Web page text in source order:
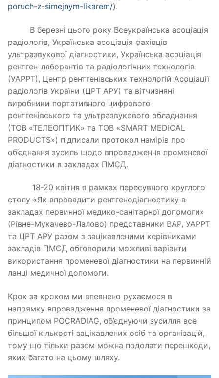
poruch-z-simejnym-likarem/).
В березні цього року Всеукраїнська асоціація
радіологів, Українська асоціація фахівців
ультразвукової діагностики, Українська асоціація
рентген-лаборантів та радіологічних технологів
(УАРРТ), Центр рентгенівських технологій Асоціації
радіологів України (ЦРТ АРУ) та вітчизняні
виробники портативного цифрового
рентгенівського та ультразвукового обладнання
(ТОВ «ТЕЛЕОПТИК» та ТОВ «SMART MEDICAL
PRODUCTS») підписали протокол намірів про
об’єднання зусиль щодо впровадження променевої
діагностики в закладах ПМСД.
18-20 квітня в рамках пересувного круглого
столу «Як впровадити рентгенодіагностику в
закладах первинної медико-санітарної допомоги»
(Рівне-Мукачево-Лалово) представники ВАР, УАРРТ
та ЦРТ АРУ разом з зацікавленими керівниками
закладів ПМСД обговорили можливі варіанти
використання променевої діагностики на первинній
ланці медичної допомоги.
Крок за кроком ми впевнено рухаємося в
напрямку впровадження променевої діагностики за
принципом POCRADIAG, об’єднуючи зусилля все
більшої кількості зацікавлених осіб та організацій,
тому що тільки разом можна подолати перешкоди,
яких багато на цьому шляху.